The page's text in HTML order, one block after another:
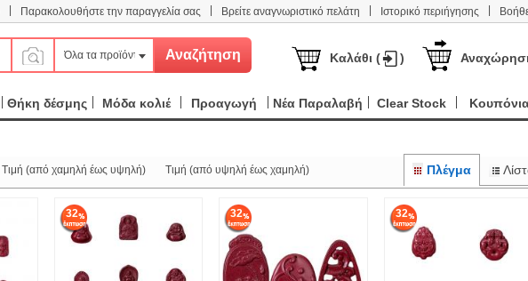
Παρακολουθήστε την παραγγελία σας Βρείτε αναγνωριστικό πελάτη Ιστορικό περιήγησης
Όλα τα προϊόντα Καλάθι ( )
Θήκη δέσμης Μόδα κολιέ Προαγωγή Νέα Παραλαβή Clear Stock
Τιμή (από χαμηλή έως υψηλή) Τιμή (από υψηλή έως χαμηλή) Πλέγμα
32 32 32